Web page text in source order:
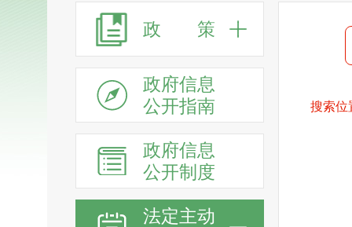
政 策
政府信息
公开指南
政府信息
公开制度
法定主动
搜索位